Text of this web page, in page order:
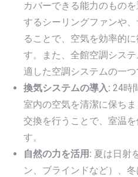
カバーできる能力のもの
するシーリングファンや
ることで、空気を効率的
す。また、全館空調シス
適した空調システムの一つ
換気システムの導入: 24時
室内の空気を清潔に保ち
交換を行うことで、室温
す。
自然の力を活用: 夏は日射
ン、ブラインドなど）、